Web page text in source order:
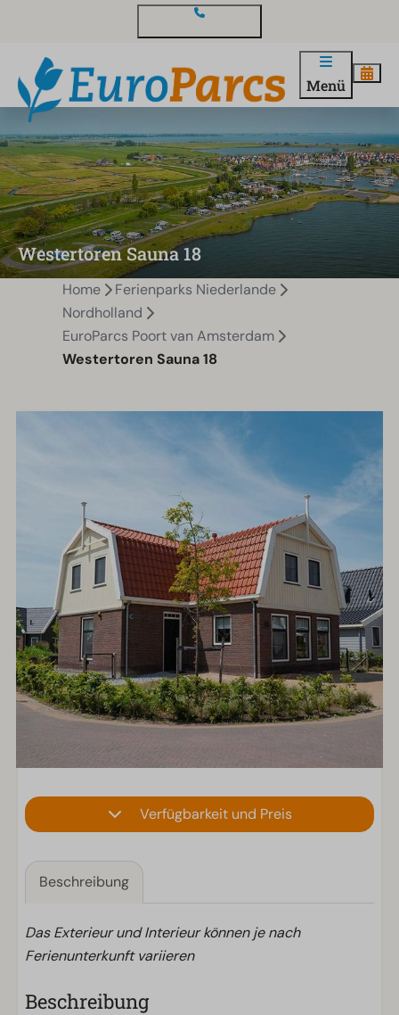
Menü
Westertoren Sauna 18
Home
Ferienparks Niederlande
Nordholland
EuroParcs Poort van Amsterdam
Westertoren Sauna 18
Verfügbarkeit und Preis
Beschreibung
Das Exterieur und Interieur können je nach
Ferienunterkunft variieren
Beschreibung